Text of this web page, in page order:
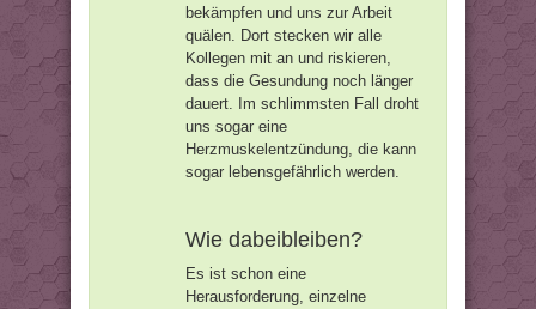
bekämpfen und uns zur Arbeit
quälen. Dort stecken wir alle
Kollegen mit an und riskieren,
dass die Gesundung noch länger
dauert. Im schlimmsten Fall droht
uns sogar eine
Herzmuskelentzündung, die kann
sogar lebensgefährlich werden.
Wie dabeibleiben?
Es ist schon eine
Herausforderung, einzelne